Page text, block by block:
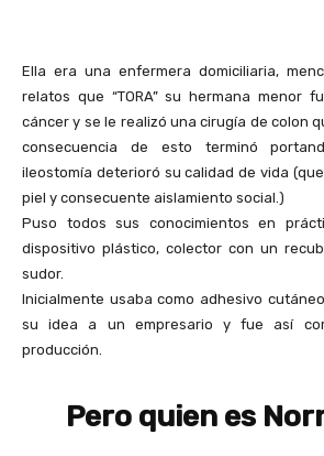
Ella era una enfermera domiciliaria,
relatos que “TORA” su hermana menor
cáncer y se le realizó una cirugía de colon
consecuencia de esto terminó
ileostomía deterioró su calidad de vida
piel y consecuente aislamiento social.)
Puso todos sus conocimientos en
dispositivo plástico, colector con un
sudor.
Inicialmente usaba como adhesivo
su idea a un empresario y fue así
producción.
Pero quien es